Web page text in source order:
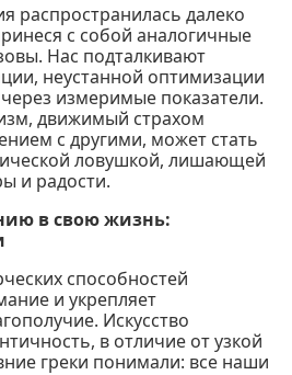
распространилась далеко
с собой аналогичные
Нас подталкивают
неустанной оптимизации
измеримые показатели.
движимый страхом
с другими, может стать
ловушкой, лишающей
и радости.
в свою жизнь:
способностей
и укрепляет
Искусство
в отличие от узкой
греки понимали: все наши